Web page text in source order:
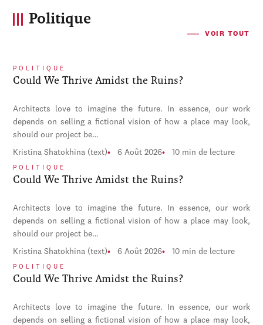
Politique
VOIR TOUT
POLITIQUE
Could We Thrive Amidst the Ruins?
Architects love to imagine the future. In essence, our work
depends on selling a fictional vision of how a place may look,
should our project be…
Kristina Shatokhina (text) 6 Août 2026 10 min de lecture
POLITIQUE
Could We Thrive Amidst the Ruins?
Architects love to imagine the future. In essence, our work
depends on selling a fictional vision of how a place may look,
should our project be…
Kristina Shatokhina (text) 6 Août 2026 10 min de lecture
POLITIQUE
Could We Thrive Amidst the Ruins?
Architects love to imagine the future. In essence, our work
depends on selling a fictional vision of how a place may look,